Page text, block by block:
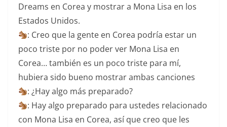
Dreams en Corea y mostrar a Mona Lisa en los
Estados Unidos.
: Creo que la gente en Corea podría estar un
poco triste por no poder ver Mona Lisa en
Corea… también es un poco triste para mí,
hubiera sido bueno mostrar ambas canciones
: ¿Hay algo más preparado?
: Hay algo preparado para ustedes relacionado
con Mona Lisa en Corea, así que creo que les